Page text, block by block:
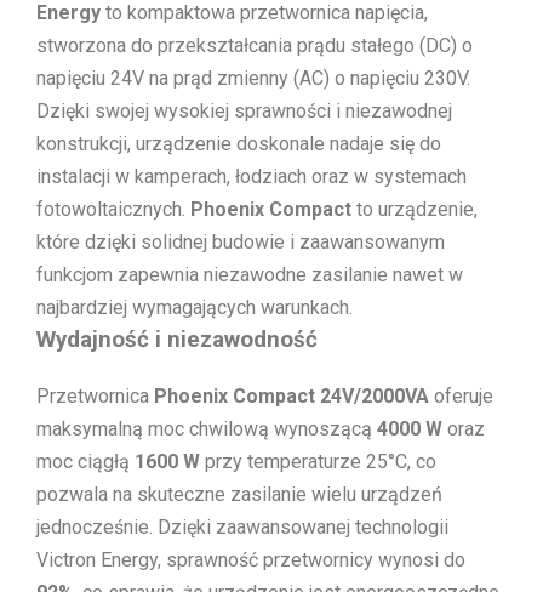
Energy to kompaktowa przetwornica napięcia,
stworzona do przekształcania prądu stałego (DC) o
napięciu 24V na prąd zmienny (AC) o napięciu 230V.
Dzięki swojej wysokiej sprawności i niezawodnej
konstrukcji, urządzenie doskonale nadaje się do
instalacji w kamperach, łodziach oraz w systemach
fotowoltaicznych. Phoenix Compact to urządzenie,
które dzięki solidnej budowie i zaawansowanym
funkcjom zapewnia niezawodne zasilanie nawet w
najbardziej wymagających warunkach.
Wydajność i niezawodność
Przetwornica Phoenix Compact 24V/2000VA oferuje
maksymalną moc chwilową wynoszącą 4000 W oraz
moc ciągłą 1600 W przy temperaturze 25°C, co
pozwala na skuteczne zasilanie wielu urządzeń
jednocześnie. Dzięki zaawansowanej technologii
Victron Energy, sprawność przetwornicy wynosi do